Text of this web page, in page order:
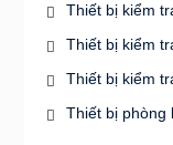
Thiết bị kiểm
Thiết bị kiểm
Thiết bị kiểm
Thiết bị phòng